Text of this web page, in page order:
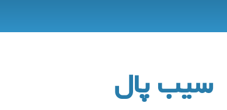
سیب پال